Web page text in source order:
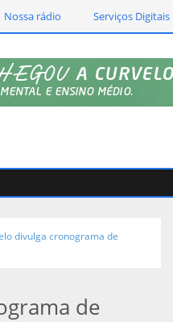
Nossa rádio Serviços Digitais
divulga cronograma de
de